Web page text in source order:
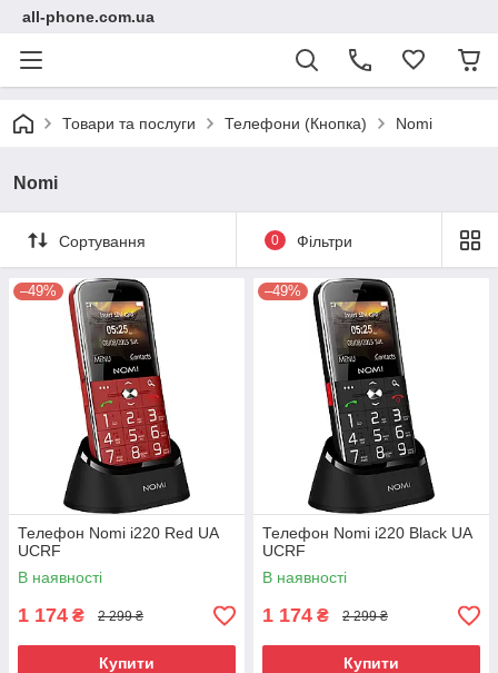
all-phone.com.ua
Товари та послуги Телефони (Кнопка) Nomi
Nomi
Сортування 0 Фільтри
–49%
Телефон Nomi i220 Red UA
UCRF
В наявності
1 174 ₴ 2 299 ₴
Купити
–49%
Телефон Nomi i220 Black UA
UCRF
В наявності
1 174 ₴ 2 299 ₴
Купити